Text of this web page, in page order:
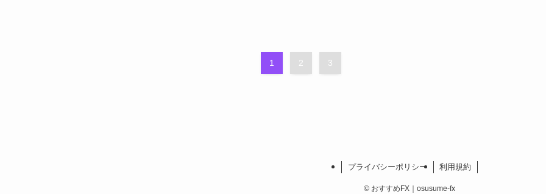
1 2 3
プライバシーポリシー 利用規約
© おすすめFX｜osusume-fx